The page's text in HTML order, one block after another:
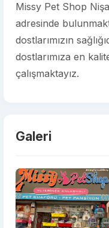
Missy Pet Shop
adresinde
dostlarımızın
dostlarımıza en
çalışmaktayız.
Galeri